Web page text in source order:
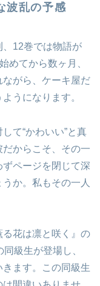
波乱の予感
12巻では物語が
めてから数ヶ月、
がら、ケーキ屋だ
うになります。
て“かわいい”と真
からこそ、その一
ページを閉じて深
か。私もその一人
花は凛と咲く』の
級生が登場し、
ます。この同級生